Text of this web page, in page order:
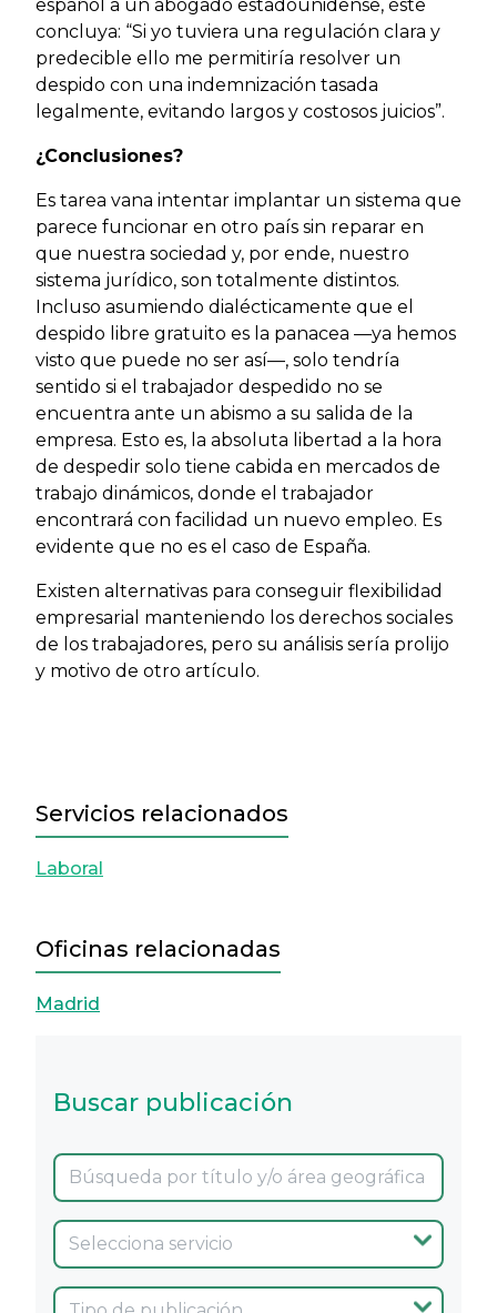
español a un abogado estadounidense, éste
concluya: “Si yo tuviera una regulación clara y
predecible ello me permitiría resolver un
despido con una indemnización tasada
legalmente, evitando largos y costosos juicios”.
¿Conclusiones?
Es tarea vana intentar implantar un sistema que
parece funcionar en otro país sin reparar en
que nuestra sociedad y, por ende, nuestro
sistema jurídico, son totalmente distintos.
Incluso asumiendo dialécticamente que el
despido libre gratuito es la panacea —ya hemos
visto que puede no ser así—, solo tendría
sentido si el trabajador despedido no se
encuentra ante un abismo a su salida de la
empresa. Esto es, la absoluta libertad a la hora
de despedir solo tiene cabida en mercados de
trabajo dinámicos, donde el trabajador
encontrará con facilidad un nuevo empleo. Es
evidente que no es el caso de España.
Existen alternativas para conseguir flexibilidad
empresarial manteniendo los derechos sociales
de los trabajadores, pero su análisis sería prolijo
y motivo de otro artículo.
Servicios relacionados
Laboral
Oficinas relacionadas
Madrid
Buscar publicación